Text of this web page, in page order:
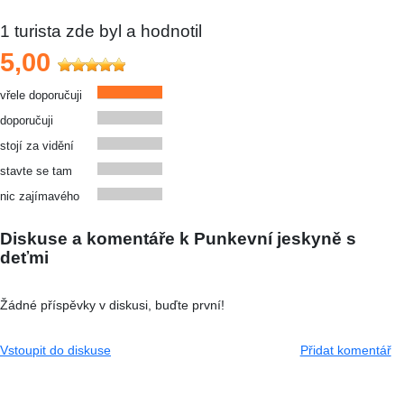
1 turista zde byl a hodnotil
5,00
vřele doporučuji
doporučuji
stojí za vidění
stavte se tam
nic zajímavého
Diskuse a komentáře k Punkevní jeskyně s
deťmi
Žádné příspěvky v diskusi, buďte první!
Vstoupit do diskuse Přidat komentář